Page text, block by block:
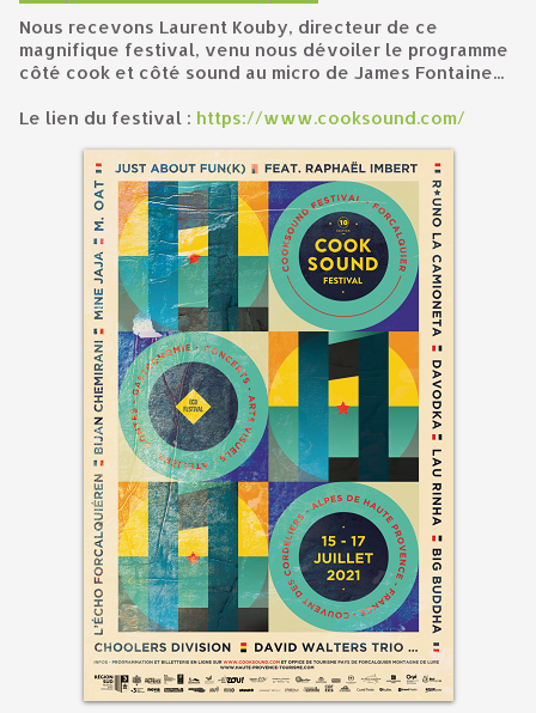
Nous recevons Laurent Kouby, directeur de ce
magnifique festival, venu nous dévoiler le programme
côté cook et côté sound au micro de James Fontaine...
Le lien du festival : https://www.cooksound.com/